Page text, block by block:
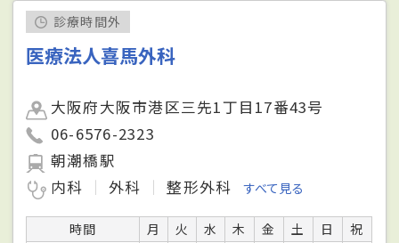
診療時間外
医療法人喜馬外科
大阪府大阪市港区三先1丁目17番43号
06-6576-2323
朝潮橋駅
内科
外科 整形外科 すべて見る
時間 月 火 水 木 金 土 日
祝